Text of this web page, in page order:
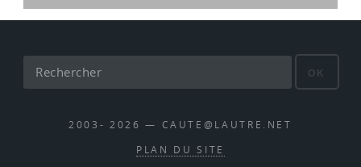
OK
2003- 2026 — CAUTE@LAUTRE.NET
PLAN DU SITE